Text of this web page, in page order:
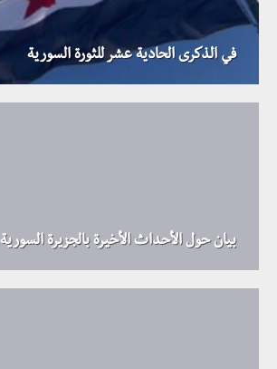
في الذكرى الحادية عشر للثورة السورية
بيان حول الأحداث الأخيرة بالجزيرة السورية